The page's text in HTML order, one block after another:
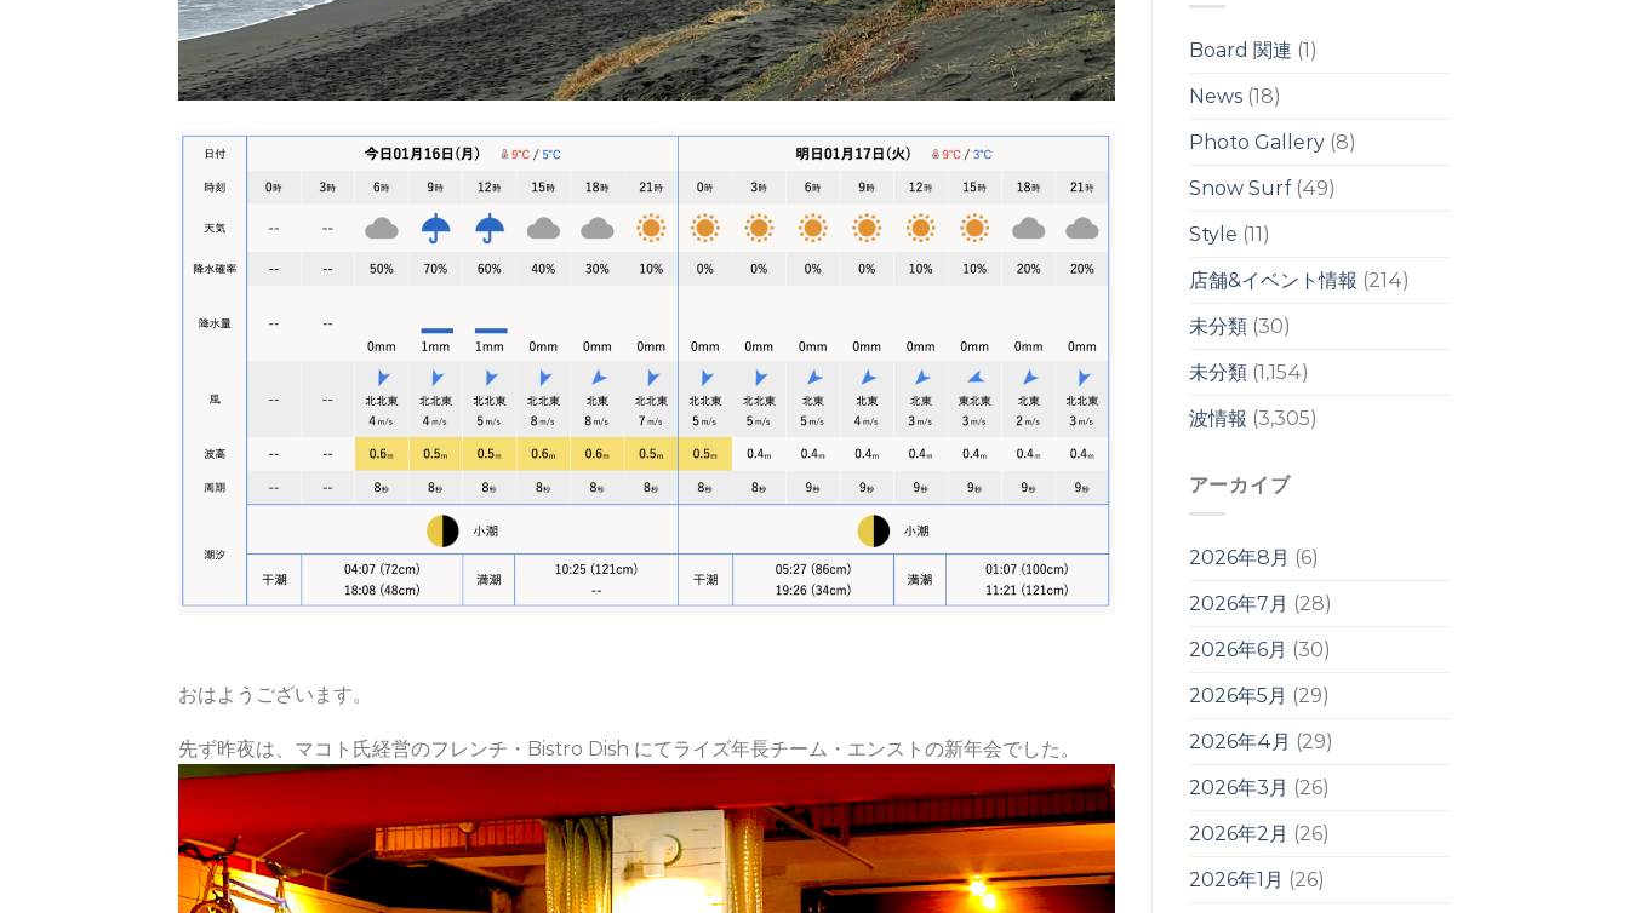
おはようございます。
先ず昨夜は、マコト氏経営のフレンチ・Bistro Dish にてライズ年長チーム・エンストの新年会でした。
リ
/
風
ウ
ル
Board 関連 (1)
News(18)
Photo Gallery(8)
Snow Surf(49)
Style (11)
店舗&イベント情報 (214)
未分類(30)
未分類(1,154)
波情報 (3,305)
アーカイブ
2026年8月 (6)
2026年7月 (28)
2026年6月 (30)
2026年5月 (29)
2026年4月 (29)
2026年3月 (26)
2026年2月 (26)
2026年1月 (26)